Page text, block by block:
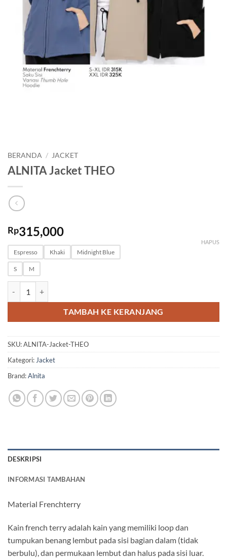
BERANDA / JACKET
ALNITA Jacket THEO
Rp315,000
Espresso Khaki Midnight Blue
S M
HAPUS
TAMBAH KE KERANJANG
SKU:ALNITA-Jacket-THEO
Kategori:Jacket
Brand:Alnita
DESKRIPSI
INFORMASI TAMBAHAN
Material Frenchterry
Kain french terry adalah kain yang memiliki loop dan
tumpukan benang lembut pada sisi bagian dalam (tidak
berbulu), dan permukaan lembut dan halus pada sisi luar.